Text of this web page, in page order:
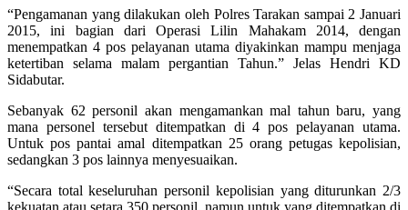
“Pengamanan yang dilakukan oleh Polres Tarakan sampai 2 Januari
2015, ini bagian dari Operasi Lilin Mahakam 2014, dengan
menempatkan 4 pos pelayanan utama diyakinkan mampu menjaga
ketertiban selama malam pergantian Tahun.” Jelas Hendri KD
Sidabutar.
Sebanyak 62 personil akan mengamankan mal tahun baru, yang
mana personel tersebut ditempatkan di 4 pos pelayanan utama.
Untuk pos pantai amal ditempatkan 25 orang petugas kepolisian,
sedangkan 3 pos lainnya menyesuaikan.
“Secara total keseluruhan personil kepolisian yang diturunkan 2/3
kekuatan atau setara 350 personil, namun untuk yang ditempatkan di